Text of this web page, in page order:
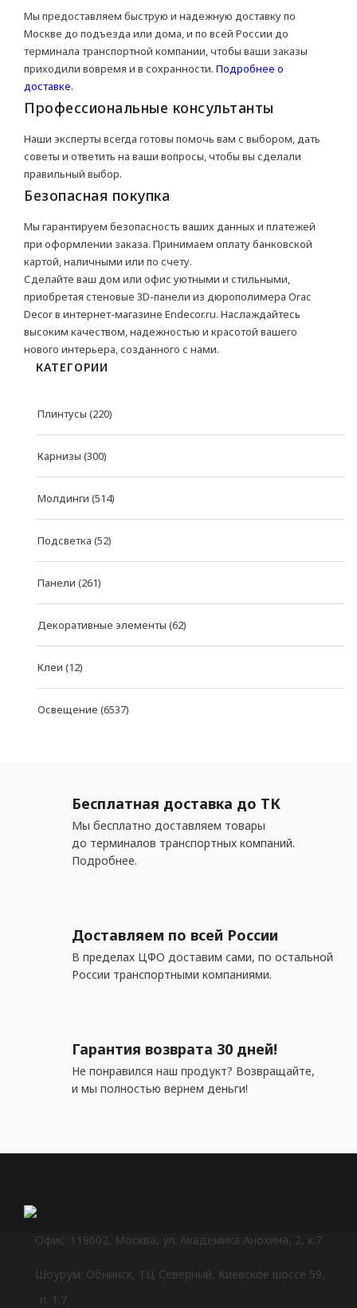
Мы предоставляем быструю и надежную доставку по
Москве до подъезда или дома, и по всей России до
терминала транспортной компании, чтобы ваши заказы
приходили вовремя и в сохранности. Подробнее о
доставке.
Профессиональные консультанты
Наши эксперты всегда готовы помочь вам с выбором, дать
советы и ответить на ваши вопросы, чтобы вы сделали
правильный выбор.
Безопасная покупка
Мы гарантируем безопасность ваших данных и платежей
при оформлении заказа. Принимаем оплату банковской
картой, наличными или по счету.
Сделайте ваш дом или офис уютными и стильными,
приобретая стеновые 3D-панели из дюрополимера Orac
Decor в интернет-магазине Endecor.ru. Наслаждайтесь
высоким качеством, надежностью и красотой вашего
нового интерьера, созданного с нами.
КАТЕГОРИИ
Плинтусы (220)
Карнизы (300)
Молдинги (514)
Подсветка (52)
Панели (261)
Декоративные элементы (62)
Клеи (12)
Освещение (6537)
Бесплатная доставка до ТК
Мы бесплатно доставляем товары
до терминалов транспортных компаний.
Подробнее.
Доставляем по всей России
В пределах ЦФО доставим сами, по остальной
России транспортными компаниями.
Гарантия возврата 30 дней!
Не понравился наш продукт? Возвращайте,
и мы полностью вернем деньги!
Офис: 119602, Москва, ул. Академика Анохина, 2, к.7
Шоурум: Обнинск, ТЦ Северный, Киевское шоссе 59,
п. 1.7